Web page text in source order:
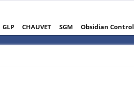
GLP CHAUVET SGM Obsidian Control